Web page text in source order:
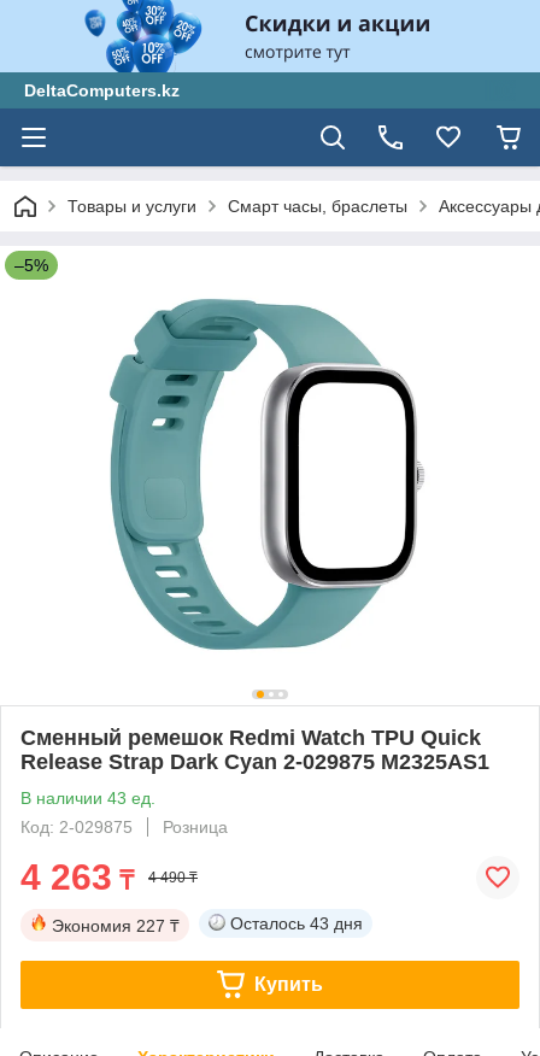
DeltaComputers.kz
Товары и услуги Смарт часы, браслеты Аксессуары
–5%
Сменный ремешок Redmi Watch TPU Quick
Release Strap Dark Cyan 2-029875 M2325AS1
В наличии 43 ед.
Код: 2-029875
Розница
4 263 ₸ 4 490 ₸
Экономия 227 ₸ Осталось 43 дня
Купить